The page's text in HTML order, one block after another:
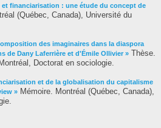
et financiarisation : une étude du concept de
(Québec, Canada), Université du
des imaginaires dans la diaspora
de Dany Laferrière et d'Émile Ollivier » Thèse.
Doctorat en sociologie.
et de la globalisation du capitalisme
» Mémoire. Montréal (Québec, Canada),